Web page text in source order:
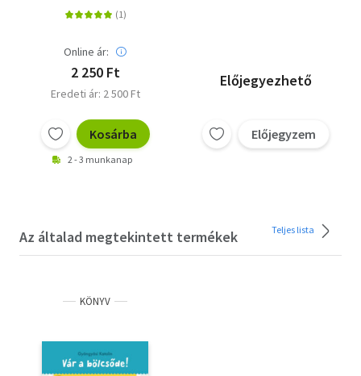
Online ár:
2 250 Ft
Eredeti ár: 2 500 Ft
Kosárba
2 - 3 munkanap
Előjegyezhető
Előjegyzem
Az általad megtekintett termékek Teljes lista
KÖNYV